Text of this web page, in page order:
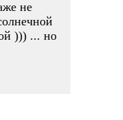
не
))) ... но